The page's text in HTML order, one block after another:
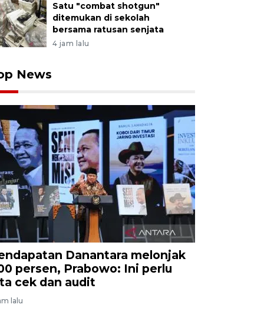
Satu "combat shotgun"
ditemukan di sekolah
bersama ratusan senjata
4 jam lalu
News
Danantara melonjak
persen, Prabowo: Ini perlu
cek dan audit
lalu